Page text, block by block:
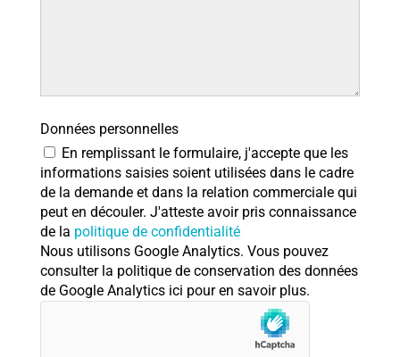
Données personnelles
En remplissant le formulaire, j'accepte que les
informations saisies soient utilisées dans le cadre
de la demande et dans la relation commerciale qui
peut en découler. J'atteste avoir pris connaissance
de la politique de confidentialité
Nous utilisons Google Analytics. Vous pouvez
consulter la politique de conservation des données
de Google Analytics ici pour en savoir plus.